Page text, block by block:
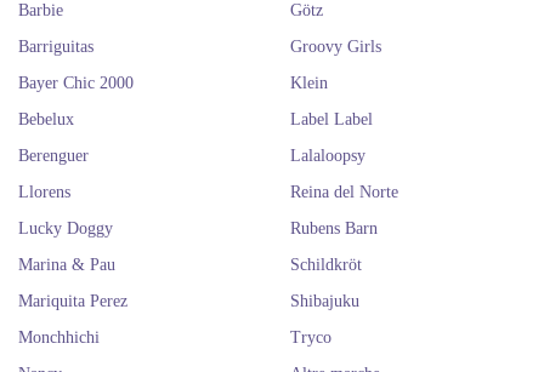
Barbie
Barriguitas
Bayer Chic 2000
Bebelux
Berenguer
Götz
Groovy Girls
Klein
Label Label
Lalaloopsy
Llorens
Lucky Doggy
Marina & Pau
Mariquita Perez
Monchhichi
Reina del Norte
Rubens Barn
Schildkröt
Shibajuku
Tryco